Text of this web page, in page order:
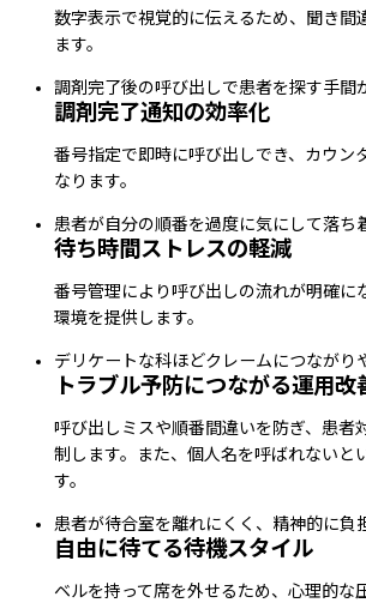
数字表示で視覚的に伝えるため、聞き間
ます。
調剤完了後の呼び出しで患者を探す手間
調剤完了通知の効率化
番号指定で即時に呼び出しでき、カウン
なります。
患者が自分の順番を過度に気にして落ち
待ち時間ストレスの軽減
番号管理により呼び出しの流れが明確に
環境を提供します。
デリケートな科ほどクレームにつながり
トラブル予防につながる運用改
呼び出しミスや順番間違いを防ぎ、患者
制します。また、個人名を呼ばれないと
す。
患者が待合室を離れにくく、精神的に負
自由に待てる待機スタイル
ベルを持って席を外せるため、心理的な